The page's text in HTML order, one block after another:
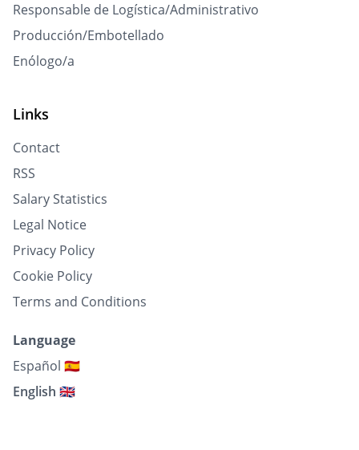
Responsable de Logística/Administrativo
Producción/Embotellado
Enólogo/a
Links
Contact
RSS
Salary Statistics
Legal Notice
Privacy Policy
Cookie Policy
Terms and Conditions
Language
Español 🇪🇸
English 🇬🇧